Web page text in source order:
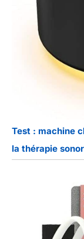
Test : machine
la thérapie